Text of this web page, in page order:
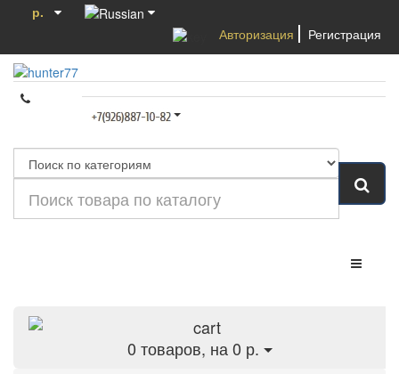
р.
Авторизация
Регистрация
0 товаров, на 0 р.